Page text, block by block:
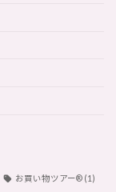
お買い物ツアー®︎(1)